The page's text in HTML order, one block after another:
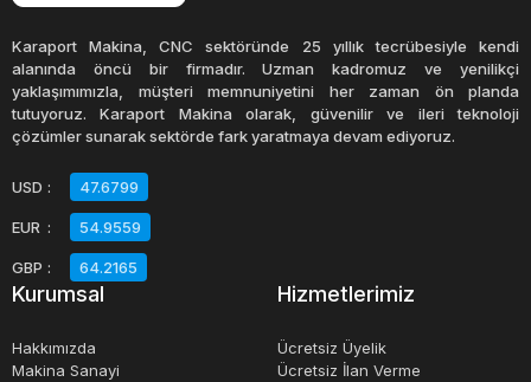
Karaport Makina, CNC sektöründe 25 yıllık tecrübesiyle kendi
alanında öncü bir firmadır. Uzman kadromuz ve yenilikçi
yaklaşımımızla, müşteri memnuniyetini her zaman ön planda
tutuyoruz. Karaport Makina olarak, güvenilir ve ileri teknoloji
çözümler sunarak sektörde fark yaratmaya devam ediyoruz.
USD : 47.6799
EUR : 54.9559
GBP : 64.2165
Kurumsal
Hakkımızda
Makina Sanayi
Hizmetlerimiz
Ücretsiz Üyelik
Ücretsiz İlan Verme